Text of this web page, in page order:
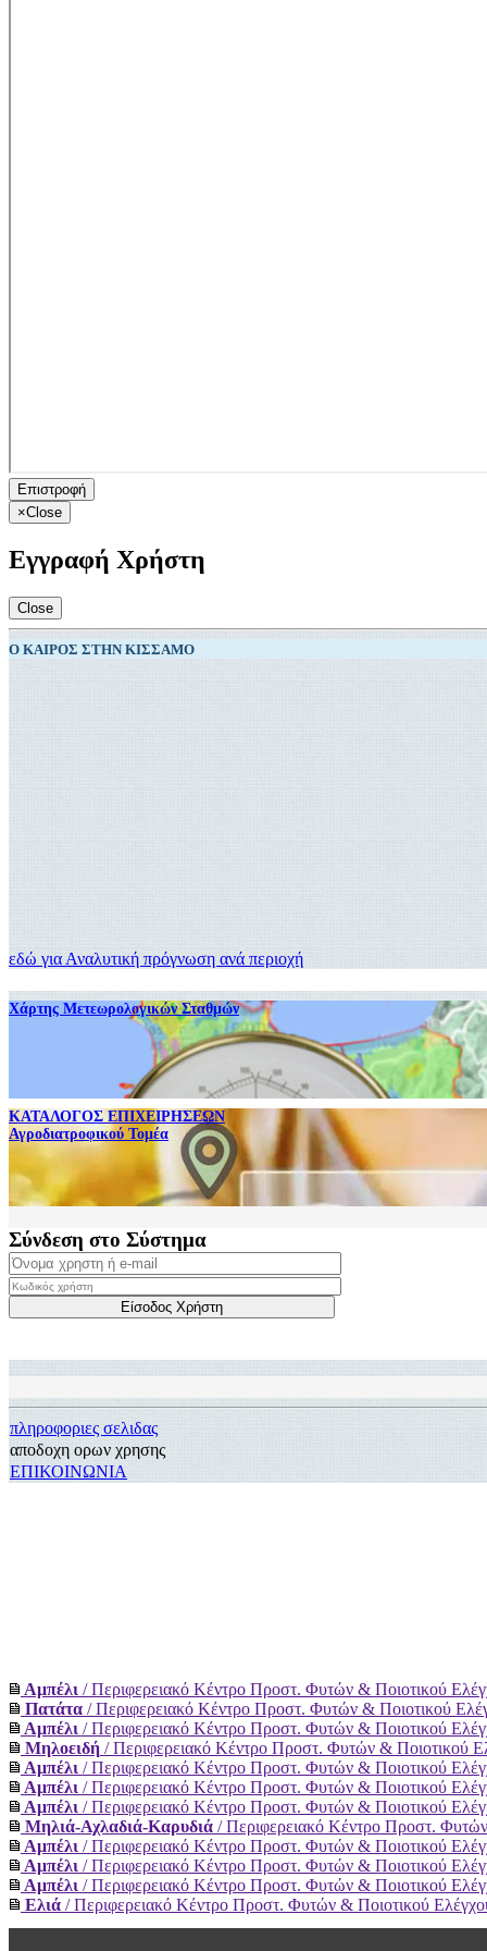
Επιστροφή
×Close
Εγγραφή Χρήστη
Close
Ο ΚΑΙΡΌΣ ΣΤΗΝ ΚΊΣΣΑΜΟ
εδώ για Αναλυτική πρόγνωση ανά περιοχή
Χάρτης Μετεωρολογικών Σταθμών
ΚΑΤΑΛΟΓΟΣ ΕΠΙΧΕΙΡΗΣΕΩΝ
Αγροδιατροφικού Τομέα
Σύνδεση στο Σύστημα
πληροφοριες σελιδας
αποδοχη ορων χρησης
ΕΠΙΚΟΙΝΩΝΙΑ
Αμπέλι / Περιφερειακό Κέντρο Προστ. Φυτών & Ποιοτικού
Πατάτα / Περιφερειακό Κέντρο Προστ. Φυτών & Ποιοτικού
Αμπέλι / Περιφερειακό Κέντρο Προστ. Φυτών & Ποιοτικού
Μηλοειδή / Περιφερειακό Κέντρο Προστ. Φυτών & Ποιοτικού
Αμπέλι / Περιφερειακό Κέντρο Προστ. Φυτών & Ποιοτικού
Αμπέλι / Περιφερειακό Κέντρο Προστ. Φυτών & Ποιοτικού
Αμπέλι / Περιφερειακό Κέντρο Προστ. Φυτών & Ποιοτικού
Μηλιά-Αχλαδιά-Kαρυδιά / Περιφερειακό Κέντρο Προστ.
Αμπέλι / Περιφερειακό Κέντρο Προστ. Φυτών & Ποιοτικού
Αμπέλι / Περιφερειακό Κέντρο Προστ. Φυτών & Ποιοτικού
Αμπέλι / Περιφερειακό Κέντρο Προστ. Φυτών & Ποιοτικού
Ελιά / Περιφερειακό Κέντρο Προστ. Φυτών & Ποιοτικού
Μηλιά-Αχλαδιά-Kαρυδιά / Περιφερειακό Κέντρο Προστ.